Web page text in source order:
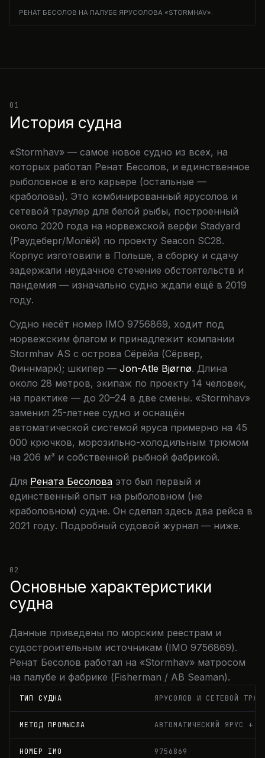
РЕНАТ БЕСОЛОВ НА ПАЛУБЕ ЯРУСОЛОВА «STORMHAV».
01
История судна
«Stormhav» — самое новое судно из всех, на
которых работал Ренат Бесолов, и единственное
рыболовное в его карьере (остальные —
краболовы). Это комбинированный ярусолов и
сетевой траулер для белой рыбы, построенный
около 2020 года на норвежской верфи Stadyard
(Раудеберг/Молёй) по проекту Seacon SC28.
Корпус изготовили в Польше, а сборку и сдачу
задержали неудачное стечение обстоятельств и
пандемия — изначально судно ждали ещё в 2019
году.
Судно несёт номер IMO 9756869, ходит под
норвежским флагом и принадлежит компании
Stormhav AS с острова Сёрёйа (Сёрвер,
Финнмарк); шкипер — Jon-Atle Bjørnø. Длина
около 28 метров, экипаж по проекту 14 человек,
на практике — до 20–24 в две смены. «Stormhav»
заменил 25-летнее судно и оснащён
автоматической системой яруса примерно на 45
000 крючков, морозильно-холодильным трюмом
на 206 м³ и собственной рыбной фабрикой.
Для Рената Бесолова это был первый и
единственный опыт на рыболовном (не
краболовном) судне. Он сделал здесь два рейса в
2021 году. Подробный судовой журнал — ниже.
02
Основные характеристики
судна
Данные приведены по морским реестрам и
судостроительным источникам (IMO 9756869).
Ренат Бесолов работал на «Stormhav» матросом
на палубе и фабрике (Fisherman / AB Seaman).
ТИП СУДНА ЯРУСОЛОВ И СЕТЕВОЙ
МЕТОД ПРОМЫСЛА АВТОМАТИЧЕСКИЙ ЯРУС +
НОМЕР IMO 9756869